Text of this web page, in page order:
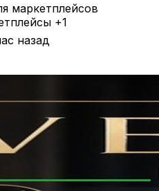
маркетплейсов
+1
назад